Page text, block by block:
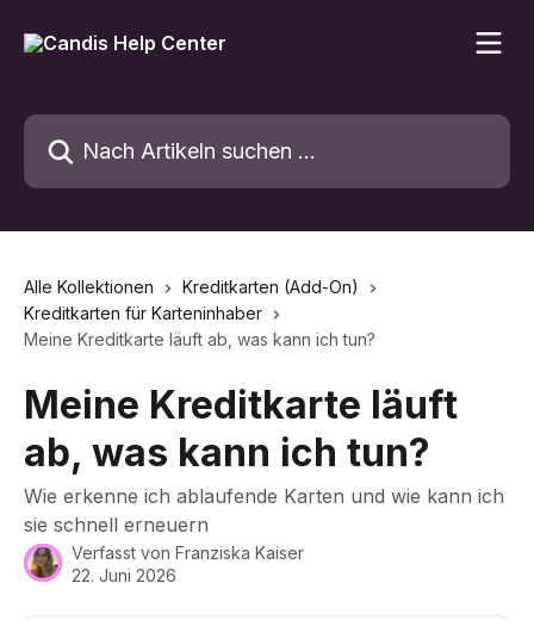
Nach Artikeln suchen …
Alle Kollektionen
Kreditkarten (Add-On)
Kreditkarten für Karteninhaber
Meine Kreditkarte läuft ab, was kann ich tun?
Meine Kreditkarte läuft
ab, was kann ich tun?
Wie erkenne ich ablaufende Karten und wie kann ich
sie schnell erneuern
Verfasst von Franziska Kaiser
22. Juni 2026